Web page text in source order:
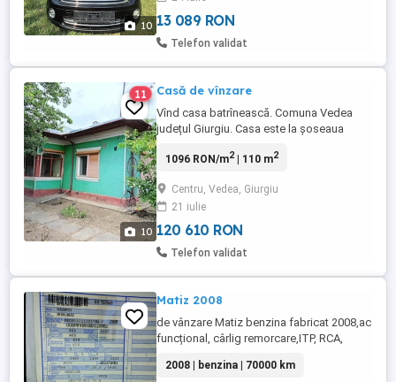
10
(serie sasiu): WMWMF31080TZ37853
Norma ...
13 089 RON
Telefon validat
10
11 Casă de vînzare
Vînd casa batrînească. Comuna Vedea
județul Giurgiu. Casa este la șoseaua
23000
1096 RON/m2| 110 m2
Centru, Vedea, Giurgiu
21 iulie
120 610 RON
Telefon validat
Matiz 2008
de vânzare Matiz benzina fabricat 2008,ac
funcțional, cârlig remorcare,ITP, RCA,
2008 | benzina | 70000 km